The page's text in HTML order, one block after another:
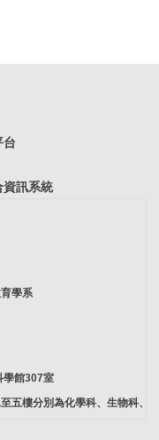
台
資訊系統
學系
學館307室
五樓分別為化學科、生物科、